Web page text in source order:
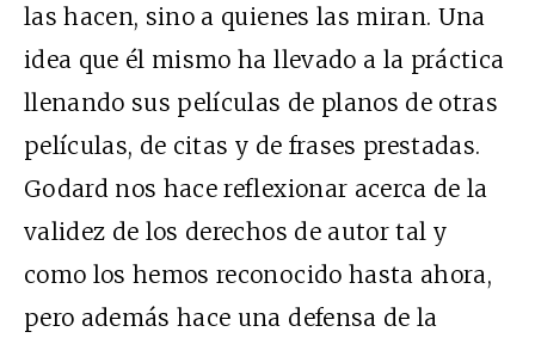
las hacen, sino a quienes las miran. Una
idea que él mismo ha llevado a la práctica
llenando sus películas de planos de otras
películas, de citas y de frases prestadas.
Godard nos hace reflexionar acerca de la
validez de los derechos de autor tal y
como los hemos reconocido hasta ahora,
pero además hace una defensa de la